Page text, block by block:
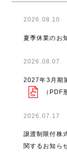
2026.08.10
夏季休業のお
2026.08.07
2027年3月期
（PDF
2026.07.17
譲渡制限付株
関するお知ら